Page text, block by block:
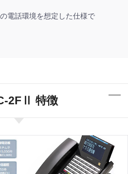
電話環境を想定した仕様で
2FⅡ 特徴